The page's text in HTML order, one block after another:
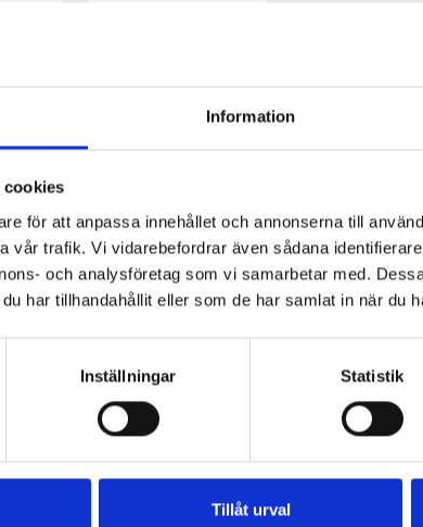
Information
cookies
för att anpassa innehållet och annonserna till
vår trafik. Vi vidarebefordrar även sådana
och analysföretag som vi samarbetar med.
har tillhandahållit eller som de har samlat in när du
Inställningar Statistik
Tillåt urval